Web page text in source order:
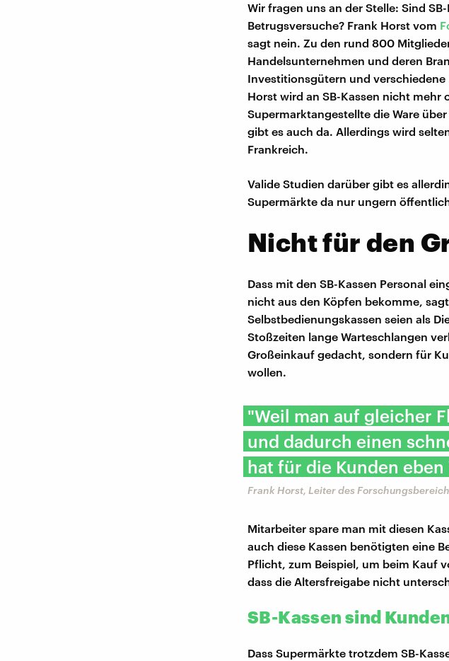
Wir fragen uns an der Stelle: Sind
Betrugsversuche? Frank Horst vom
sagt nein. Zu den rund 800
Handelsunternehmen und deren
Investitionsgütern und verschiedene
Horst wird an SB-Kassen nicht mehr
Supermarktangestellte die Ware
gibt es auch da. Allerdings wird
Frankreich.
Valide Studien darüber gibt es
Supermärkte da nur ungern
Nicht für den
Dass mit den SB-Kassen Personal
nicht aus den Köpfen bekomme,
Selbstbedienungskassen seien als
Stoßzeiten lange Warteschlangen
Großeinkauf gedacht, sondern für
wollen.
"Weil man auf gleicher
und dadurch einen
hat für die Kunden
Frank Horst, Leiter des
Mitarbeiter spare man mit diesen
auch diese Kassen benötigten eine
Pflicht, zum Beispiel, um beim Kauf
dass die Altersfreigabe nicht
SB-Kassen sind
Dass Supermärkte trotzdem SB-